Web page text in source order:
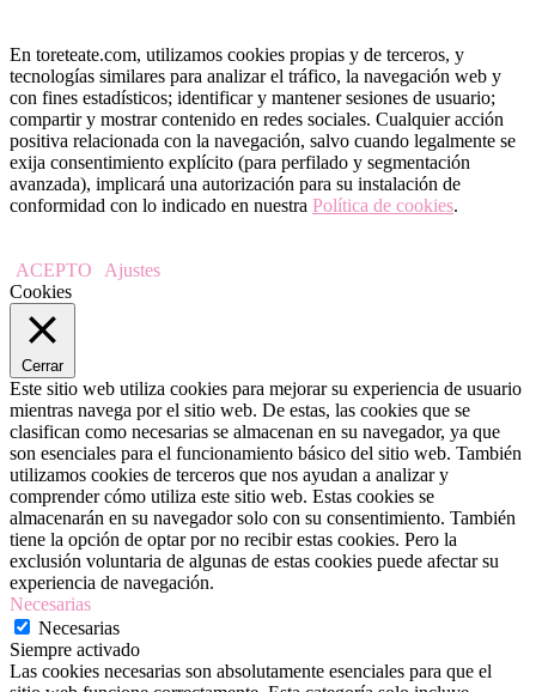
En toreteate.com, utilizamos cookies propias y de terceros, y
tecnologías similares para analizar el tráfico, la navegación web y
con fines estadísticos; identificar y mantener sesiones de usuario;
compartir y mostrar contenido en redes sociales. Cualquier acción
positiva relacionada con la navegación, salvo cuando legalmente se
exija consentimiento explícito (para perfilado y segmentación
avanzada), implicará una autorización para su instalación de
conformidad con lo indicado en nuestra Política de cookies.
ACEPTO
Ajustes
Cookies
Cerrar
Este sitio web utiliza cookies para mejorar su experiencia de usuario
mientras navega por el sitio web. De estas, las cookies que se
clasifican como necesarias se almacenan en su navegador, ya que
son esenciales para el funcionamiento básico del sitio web. También
utilizamos cookies de terceros que nos ayudan a analizar y
comprender cómo utiliza este sitio web. Estas cookies se
almacenarán en su navegador solo con su consentimiento. También
tiene la opción de optar por no recibir estas cookies. Pero la
exclusión voluntaria de algunas de estas cookies puede afectar su
experiencia de navegación.
Necesarias
Necesarias
Siempre activado
Las cookies necesarias son absolutamente esenciales para que el